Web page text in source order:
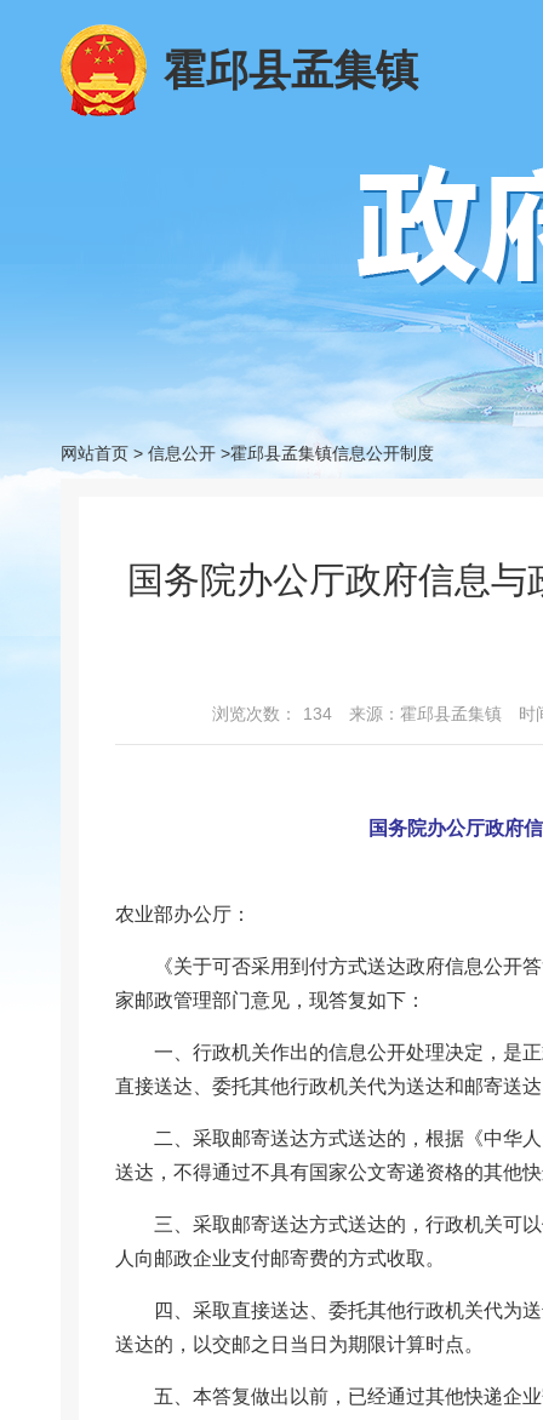
霍邱县孟集镇
网站首页 > 信息公开 >霍邱县孟集镇信息公开制度
国务院办公厅政府信息
浏览次数： 134 来源：霍邱县孟集镇 时
国务院办公厅政府
农业部办公厅：
《关于可否采用到付方式送达政府信息公开
家邮政管理部门意见，现答复如下：
一、行政机关作出的信息公开处理决定，是
直接送达、委托其他行政机关代为送达和邮寄送
二、采取邮寄送达方式送达的，根据《中华
送达，不得通过不具有国家公文寄递资格的其他
三、采取邮寄送达方式送达的，行政机关可
人向邮政企业支付邮寄费的方式收取。
四、采取直接送达、委托其他行政机关代为
送达的，以交邮之日当日为期限计算时点。
五、本答复做出以前，已经通过其他快递企